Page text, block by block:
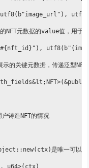
NFT元数据的value值，用
的关键元数据，传递泛型NFT
铸造NFT的情况
是唯一可以
u64>(ctx)